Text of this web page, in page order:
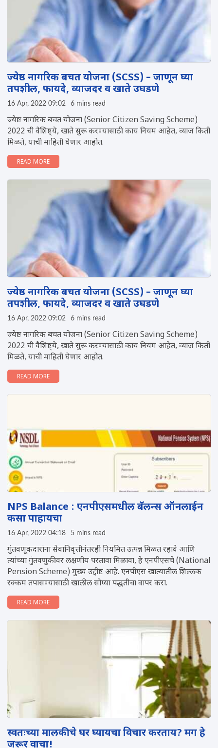
ज्येष्ठ नागरिक बचत योजना (SCSS) – जाणून घ्या
तपशील, फायदे, व्याजदर व खाते उघडणे
16 Apr, 2022 09:02 6 mins read
ज्येष्ठ नागरिक बचत योजना (Senior Citizen Saving Scheme)
2022 ची वैशिष्ट्ये, खाते सुरू करण्यासाठी काय नियम आहेत, व्याज किती
मिळते, याची माहिती घेणार आहोत.
READ MORE
ज्येष्ठ नागरिक बचत योजना (SCSS) – जाणून घ्या
तपशील, फायदे, व्याजदर व खाते उघडणे
16 Apr, 2022 09:02 6 mins read
ज्येष्ठ नागरिक बचत योजना (Senior Citizen Saving Scheme)
2022 ची वैशिष्ट्ये, खाते सुरू करण्यासाठी काय नियम आहेत, व्याज किती
मिळते, याची माहिती घेणार आहोत.
READ MORE
NPS Balance : एनपीएसमधील बॅलन्स ऑनलाईन
कसा पाहायचा
16 Apr, 2022 04:18 5 mins read
गुंतवणूकदारांना सेवानिवृत्तीनंतरही नियमित उत्पन्न मिळत रहावे आणि
त्यांच्या गुंतवणुकीवर लक्षणीय परतावा मिळावा, हे एनपीएसचे (National
Pension Scheme) मुख्य उद्दीष्ट आहे. एनपीएस खात्यातील शिल्लक
रक्कम तपासण्यासाठी खालील सोप्या पद्धतीचा वापर करा.
READ MORE
स्वतःच्या मालकीचे घर घ्यायचा विचार करताय? मग हे
जरूर वाचा!